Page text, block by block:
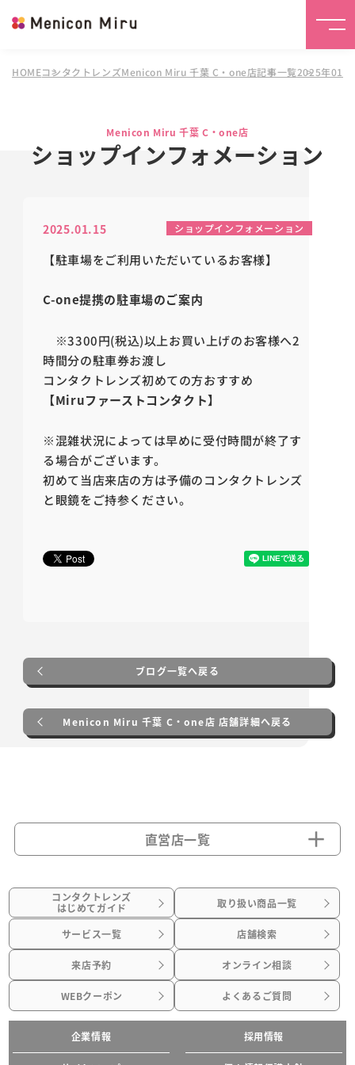
HOMEコンタクトレンズMenicon Miru 千葉 C・one店記事一覧2025年01
Menicon Miru 千葉 C・one店
ショップインフォメーション
2025.01.15 ショップインフォメーション
【駐車場をご利用いただいているお客様】
C-one提携の駐車場のご案内
※3300円(税込)以上お買い上げのお客様へ2
時間分の駐車券お渡し
コンタクトレンズ初めての方おすすめ
【Miruファーストコンタクト】
※混雑状況によっては早めに受付時間が終了す
る場合がございます。
初めて当店来店の方は予備のコンタクトレンズ
と眼鏡をご持参ください。
ブログ一覧へ戻る
Menicon Miru 千葉 C・one店 店舗詳細へ戻る
直営店一覧
コンタクトレンズ
はじめてガイド 取り扱い商品一覧
サービス一覧 店舗検索
来店予約 オンライン相談
WEBクーポン よくあるご質問
企業情報 採用情報